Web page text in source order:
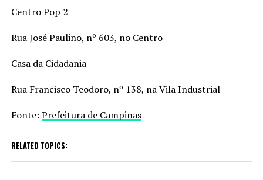
Centro Pop 2
Rua José Paulino, nº 603, no Centro
Casa da Cidadania
Rua Francisco Teodoro, nº 138, na Vila Industrial
Fonte: Prefeitura de Campinas
RELATED TOPICS: